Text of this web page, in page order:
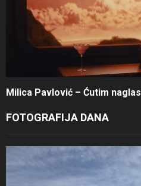
Milica Pavlović – Ćutim naglas
FOTOGRAFIJA DANA